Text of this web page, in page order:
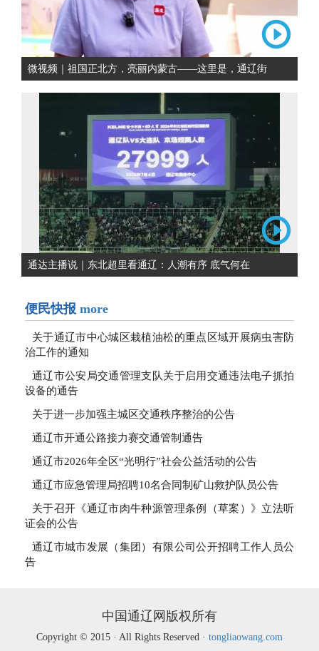
微视频｜祖国正北方，亮丽内蒙古——这里是，通辽街
通达主播说｜东北超里看通辽：人潮有序 底气何在
便民快报 more
关于通辽市中心城区栽植油松的重点区域开展病虫害防
治工作的通知
通辽市公安局交通管理支队关于启用交通违法电子抓拍
设备的通告
关于进一步加强主城区交通秩序整治的公告
通辽市开通公路接力赛交通管制通告
通辽市2026年全区“光明行”社会公益活动的公告
通辽市应急管理局招聘10名合同制矿山救护队员公告
关于召开《通辽市肉牛种源管理条例（草案）》立法听
证会的公告
通辽市城市发展（集团）有限公司公开招聘工作人员公
告
中国通辽网版权所有
Copyright © 2015 · All Rights Reserved · tongliaowang.com